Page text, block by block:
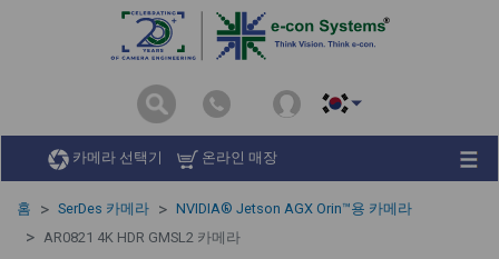
카메라 선택기 온라인 매장
홈 SerDes 카메라
NVIDIA® Jetson AGX Orin™용 카메라
AR0821 4K HDR GMSL2 카메라